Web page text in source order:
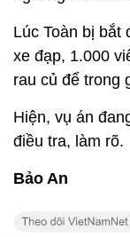
Lúc Toàn bị bắt
xe đạp, 1.000
rau củ để trong
Hiện, vụ án
điều tra, làm rõ.
Bảo An